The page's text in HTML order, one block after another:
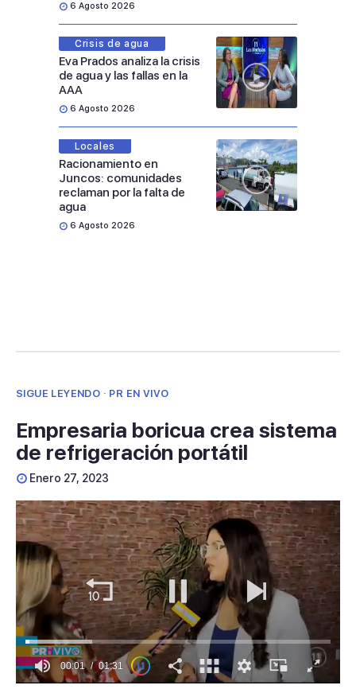
6 Agosto 2026
Crisis de agua
Eva Prados analiza la crisis
de agua y las fallas en la
AAA
6 Agosto 2026
Locales
Racionamiento en
Juncos: comunidades
reclaman por la falta de
agua
6 Agosto 2026
SIGUE LEYENDO · PR EN VIVO
Empresaria boricua crea sistema
de refrigeración portátil
Enero 27, 2023
00:01 01:31